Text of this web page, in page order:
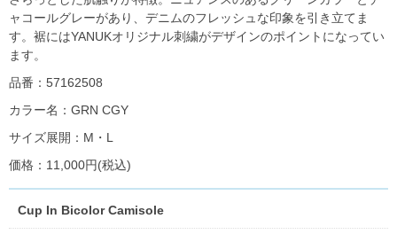
ャコールグレーがあり、デニムのフレッシュな印象を引き立てま
す。裾にはYANUKオリジナル刺繍がデザインのポイントになってい
ます。
品番：57162508
カラー名：GRN CGY
サイズ展開：M・L
価格：11,000円(税込)
Cup In Bicolor Camisole